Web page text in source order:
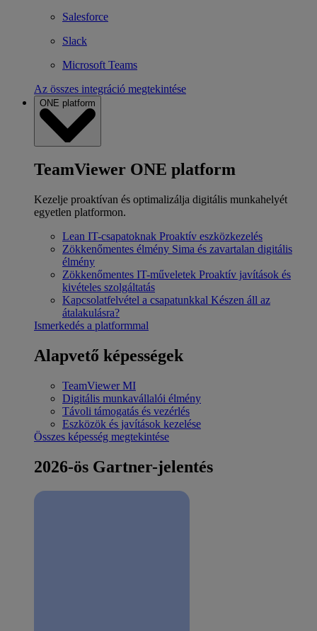
Salesforce
Slack
Microsoft Teams
Az összes integráció megtekintése
ONE platform
TeamViewer ONE platform
Kezelje proaktívan és optimalizálja digitális munkahelyét
egyetlen platformon.
Lean IT-csapatoknak Proaktív eszközkezelés
Zökkenőmentes élmény Sima és zavartalan digitális
élmény
Zökkenőmentes IT-műveletek Proaktív javítások és
kivételes szolgáltatás
Kapcsolatfelvétel a csapatunkkal Készen áll az
átalakulásra?
Ismerkedés a platformmal
Alapvető képességek
TeamViewer MI
Digitális munkavállalói élmény
Távoli támogatás és vezérlés
Eszközök és javítások kezelése
Összes képesség megtekintése
2026-ös Gartner-jelentés